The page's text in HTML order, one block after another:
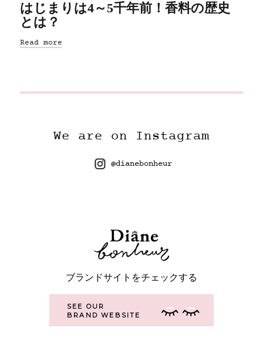
はじまりは4～5千年前！香料の歴史
とは？
Read more
We are on Instagram
@dianebonheur
ブランドサイトをチェックする
SEE OUR
BRAND WEBSITE